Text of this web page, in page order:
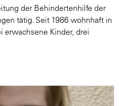
der Behindertenhilfe der
tätig. Seit 1986 wohnhaft in
erwachsene Kinder, drei